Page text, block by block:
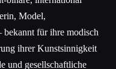
Model,
bekannt für ihre modisch
ihrer Kunstsinnigkeit
und gesellschaftliche